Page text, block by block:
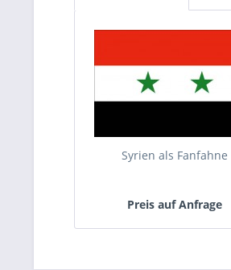
Syrien als Fanfahne
Preis auf Anfrage